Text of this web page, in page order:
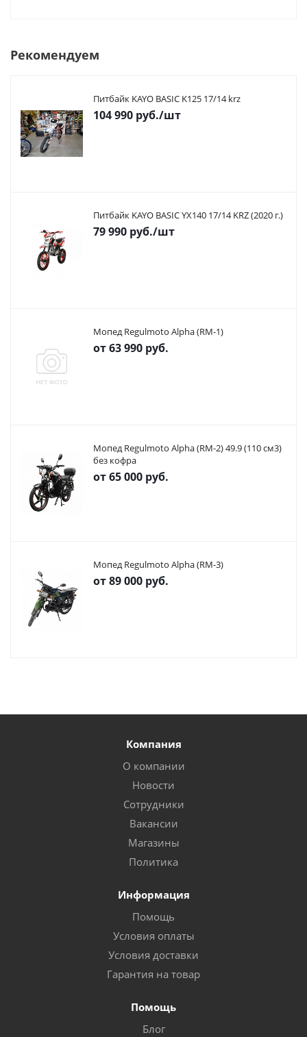
Рекомендуем
Питбайк KAYO BASIC K125 17/14 krz
104 990 руб./шт
Питбайк KAYO BASIC YX140 17/14 KRZ (2020 г.)
79 990 руб./шт
Мопед Regulmoto Alpha (RM-1)
от63 990 руб.
Мопед Regulmoto Alpha (RM-2) 49.9 (110 см3)
без кофра
от65 000 руб.
Мопед Regulmoto Alpha (RM-3)
от89 000 руб.
Компания
О компании
Новости
Сотрудники
Вакансии
Магазины
Политика
Информация
Помощь
Условия оплаты
Условия доставки
Гарантия на товар
Помощь
Блог